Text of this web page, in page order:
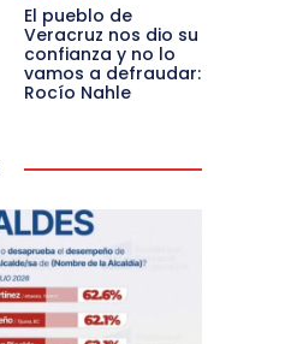
El pueblo de
Veracruz nos dio su
confianza y no lo
vamos a defraudar:
Rocío Nahle